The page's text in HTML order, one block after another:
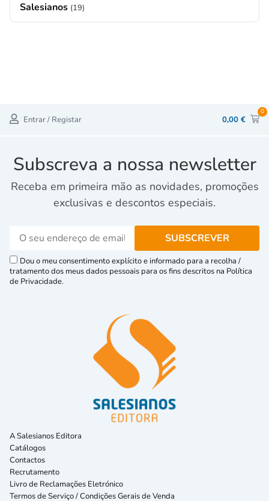
Salesianos (19)
Entrar / Registar 0,00 €
0
Subscreva a nossa newsletter
Receba em primeira mão as novidades, promoções
exclusivas e descontos especiais.
Dou o meu consentimento explícito e informado para a recolha /
tratamento dos meus dados pessoais para os fins descritos na Política
de Privacidade.
A Salesianos Editora
Catálogos
Contactos
Recrutamento
Livro de Reclamações Eletrónico
Termos de Serviço / Condições Gerais de Venda